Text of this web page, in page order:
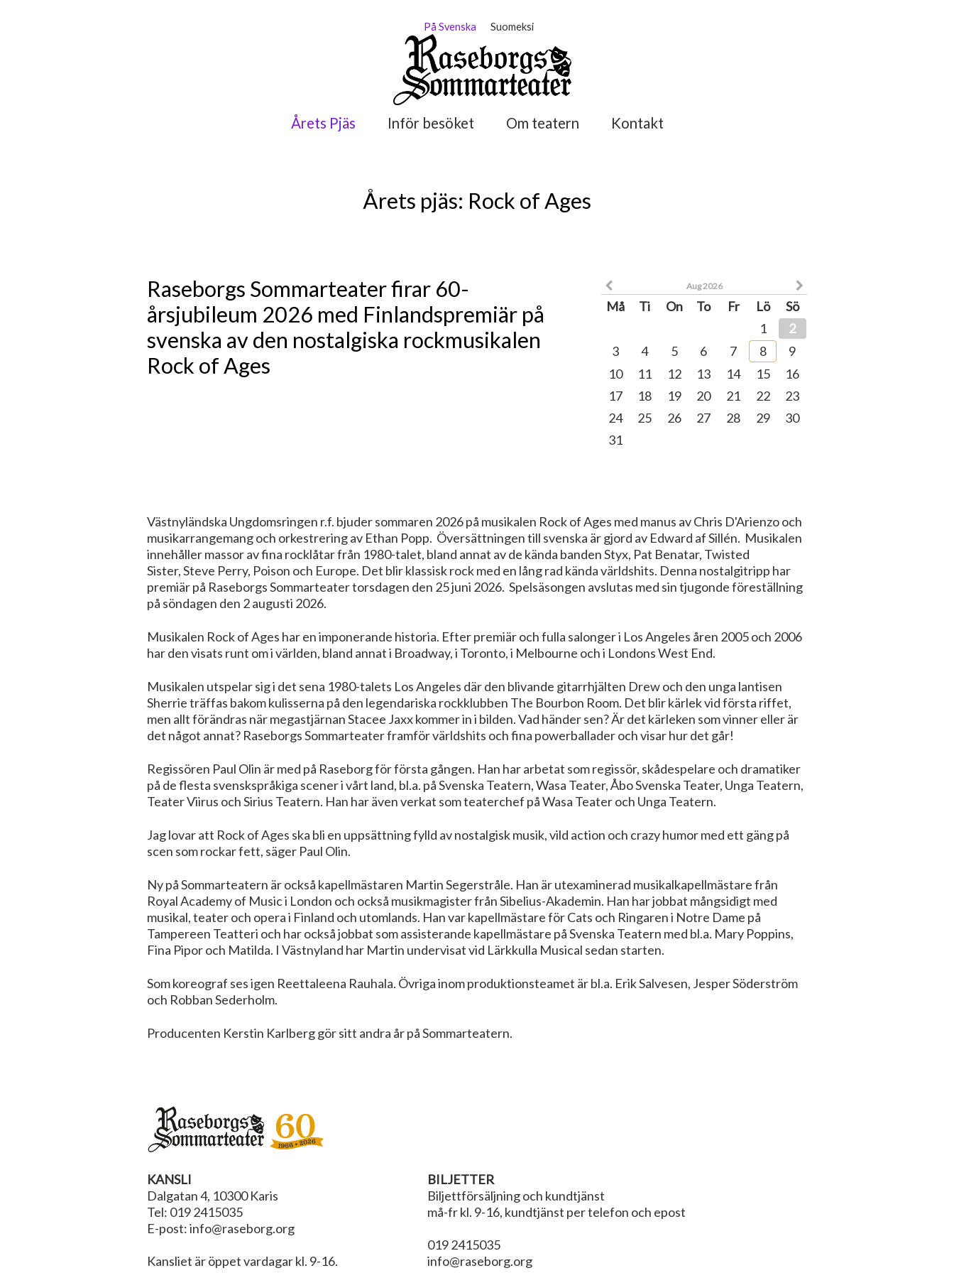
På Svenska Suomeksi
Årets Pjäs Inför besöket Om teatern Kontakt
Årets pjäs: Rock of Ages
Raseborgs Sommarteater firar 60-
årsjubileum 2026 med Finlandspremiär på
svenska av den nostalgiska rockmusikalen
Rock of Ages
Aug 2026
Må Ti On To Fr Lö
Sö
1
2
3
4 5 6 7 8
9
10
11 12 13 14 15
16
17
18 19 20 21 22
23
24
25 26 27 28 29
30
31
Västnyländska Ungdomsringen r.f. bjuder sommaren 2026 på musikalen Rock of Ages med manus av Chris D'Arienzo och
musikarrangemang och orkestrering av Ethan Popp. Översättningen till svenska är gjord av Edward af Sillén. Musikalen
innehåller massor av fina rocklåtar från 1980-talet, bland annat av de kända banden Styx, Pat Benatar, Twisted
Sister, Steve Perry, Poison och Europe. Det blir klassisk rock med en lång rad kända världshits. Denna nostalgitripp har
premiär på Raseborgs Sommarteater torsdagen den 25 juni 2026. Spelsäsongen avslutas med sin tjugonde föreställning
på söndagen den 2 augusti 2026.
Musikalen Rock of Ages har en imponerande historia. Efter premiär och fulla salonger i Los Angeles åren 2005 och 2006
har den visats runt om i världen, bland annat i Broadway, i Toronto, i Melbourne och i Londons West End.
Musikalen utspelar sig i det sena 1980-talets Los Angeles där den blivande gitarrhjälten Drew och den unga lantisen
Sherrie träffas bakom kulisserna på den legendariska rockklubben The Bourbon Room. Det blir kärlek vid första riffet,
men allt förändras när megastjärnan Stacee Jaxx kommer in i bilden. Vad händer sen? Är det kärleken som vinner eller är
det något annat? Raseborgs Sommarteater framför världshits och fina powerballader och visar hur det går!
Regissören Paul Olin är med på Raseborg för första gången. Han har arbetat som regissör, skådespelare och dramatiker
på de flesta svenskspråkiga scener i vårt land, bl.a. på Svenska Teatern, Wasa Teater, Åbo Svenska Teater, Unga Teatern,
Teater Viirus och Sirius Teatern. Han har även verkat som teaterchef på Wasa Teater och Unga Teatern.
Jag lovar att Rock of Ages ska bli en uppsättning fylld av nostalgisk musik, vild action och crazy humor med ett gäng på
scen som rockar fett, säger Paul Olin.
Ny på Sommarteatern är också kapellmästaren Martin Segerstråle. Han är utexaminerad musikalkapellmästare från
Royal Academy of Music i London och också musikmagister från Sibelius-Akademin. Han har jobbat mångsidigt med
musikal, teater och opera i Finland och utomlands. Han var kapellmästare för Cats och Ringaren i Notre Dame på
Tampereen Teatteri och har också jobbat som assisterande kapellmästare på Svenska Teatern med bl.a. Mary Poppins,
Fina Pipor och Matilda. I Västnyland har Martin undervisat vid Lärkkulla Musical sedan starten.
Som koreograf ses igen Reettaleena Rauhala. Övriga inom produktionsteamet är bl.a. Erik Salvesen, Jesper Söderström
och Robban Sederholm.
Producenten Kerstin Karlberg gör sitt andra år på Sommarteatern.
KANSLI
Dalgatan 4, 10300 Karis
Tel: 019 2415035
E-post: info@raseborg.org
Kansliet är öppet vardagar kl. 9-16.
BILJETTER
Biljettförsäljning och kundtjänst
må-fr kl. 9-16, kundtjänst per telefon och epost
019 2415035
info@raseborg.org